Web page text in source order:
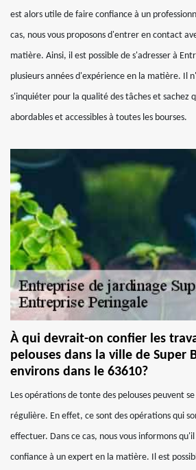
est alors utile de faire confiance à un
cas, nous vous proposons d'entrer en contact
matière. Ainsi, il est possible de s'adresser à
plusieurs années d'expérience en la matière. Il
s'inquiéter pour la qualité des tâches et sachez
abordables et accessibles à toutes les bourses.
À qui devrait-on confier les
pelouses dans la ville de Super
environs dans le 63610?
Les opérations de tonte des pelouses peuvent
régulière. En effet, ce sont des opérations qui
effectuer. Dans ce cas, nous vous informons
confiance à un expert en la matière. Il est